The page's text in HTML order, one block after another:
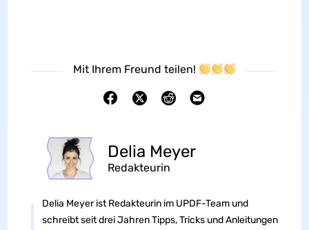
Mit Ihrem Freund teilen!
Delia Meyer
Redakteurin
Delia Meyer ist Redakteurin im UPDF-Team und
schreibt seit drei Jahren Tipps, Tricks und Anleitungen